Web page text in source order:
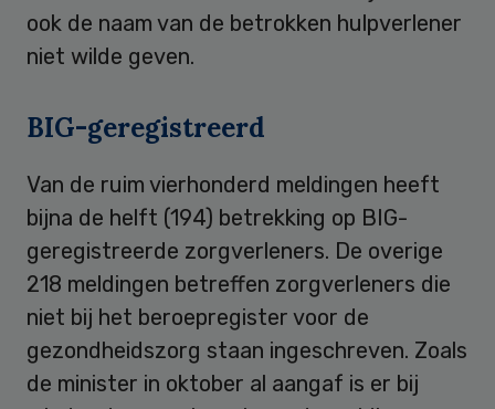
ook de naam van de betrokken hulpverlener
niet wilde geven.
BIG-geregistreerd
Van de ruim vierhonderd meldingen heeft
bijna de helft (194) betrekking op BIG-
geregistreerde zorgverleners. De overige
218 meldingen betreffen zorgverleners die
niet bij het beroepregister voor de
gezondheidszorg staan ingeschreven. Zoals
de minister in oktober al aangaf is er bij